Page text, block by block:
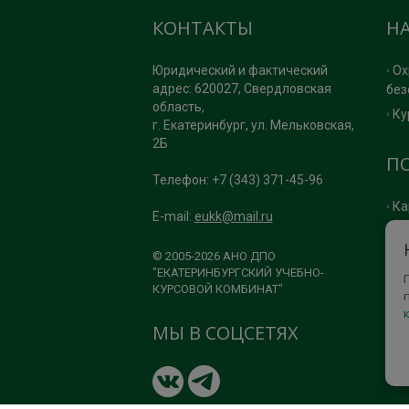
КОНТАКТЫ
Юридический и фактический
адрес: 620027, Свердловская
область,
г. Екатеринбург, ул. Мельковская,
2Б
Телефон: +7 (343) 371-45-96
E-mail: eukk@mail.ru
© 2005-2026 АНО ДПО
"ЕКАТЕРИНБУРГСКИЙ УЧЕБНО-
КУРСОВОЙ КОМБИНАТ"
МЫ В СОЦСЕТЯХ